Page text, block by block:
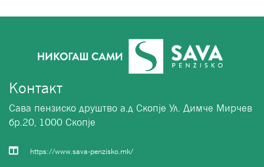
Контакт
Сава пензиско друштво а.д Скопје Ул. Димче Мирчев
бр.20, 1000 Скопје
https://www.sava-penzisko.mk/